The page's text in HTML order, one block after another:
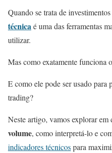
Quando se trata de
técnica é uma das ferramentas
utilizar.
Mas como exatamente funciona o
E como ele pode ser usado para
trading?
Neste artigo, vamos explorar em
volume, como interpretá-lo e
indicadores técnicospara